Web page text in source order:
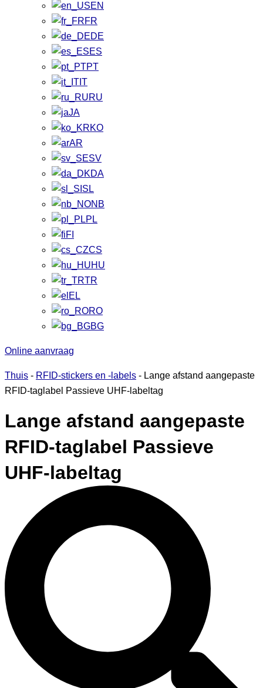
EN
FR
DE
ES
PT
IT
RU
JA
KO
AR
SV
DA
SL
NB
PL
FI
CS
HU
TR
EL
RO
BG
Online aanvraag
Thuis - RFID-stickers en -labels - Lange afstand aangepaste
RFID-taglabel Passieve UHF-labeltag
Lange afstand aangepaste
RFID-taglabel Passieve
UHF-labeltag